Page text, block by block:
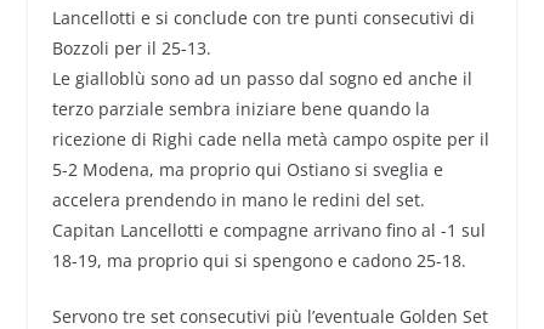
Lancellotti e si conclude con tre punti consecutivi di
Bozzoli per il 25-13.
Le gialloblù sono ad un passo dal sogno ed anche il
terzo parziale sembra iniziare bene quando la
ricezione di Righi cade nella metà campo ospite per il
5-2 Modena, ma proprio qui Ostiano si sveglia e
accelera prendendo in mano le redini del set.
Capitan Lancellotti e compagne arrivano fino al -1 sul
18-19, ma proprio qui si spengono e cadono 25-18.
Servono tre set consecutivi più l’eventuale Golden Set